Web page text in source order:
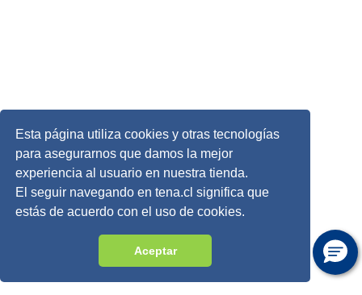
Esta página utiliza cookies y otras tecnologías
para asegurarnos que damos la mejor
experiencia al usuario en nuestra tienda.
El seguir navegando en tena.cl significa que
estás de acuerdo con el uso de cookies.
Aceptar